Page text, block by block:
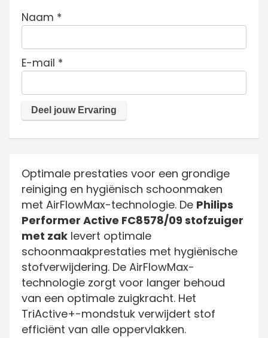
Naam *
E-mail *
Optimale prestaties voor een grondige
reiniging en hygiënisch schoonmaken
met AirFlowMax-technologie. De Philips
Performer Active FC8578/09 stofzuiger
met zak levert optimale
schoonmaakprestaties met hygiënische
stofverwijdering. De AirFlowMax-
technologie zorgt voor langer behoud
van een optimale zuigkracht. Het
TriActive+-mondstuk verwijdert stof
efficiënt van alle oppervlakken.